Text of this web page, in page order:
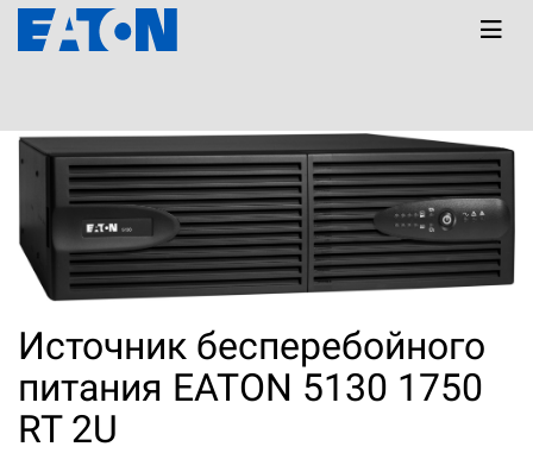
Источник бесперебойного
питания EATON 5130 1750
RT 2U